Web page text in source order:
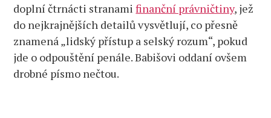
doplní čtrnácti stranamifinanční právničtiny, jež
do nejkrajnějších detailů vysvětlují, co přesně
znamená „lidský přístup a selský rozum“, pokud
jde o odpouštění penále. Babišovi oddaní ovšem
drobné písmo nečtou.